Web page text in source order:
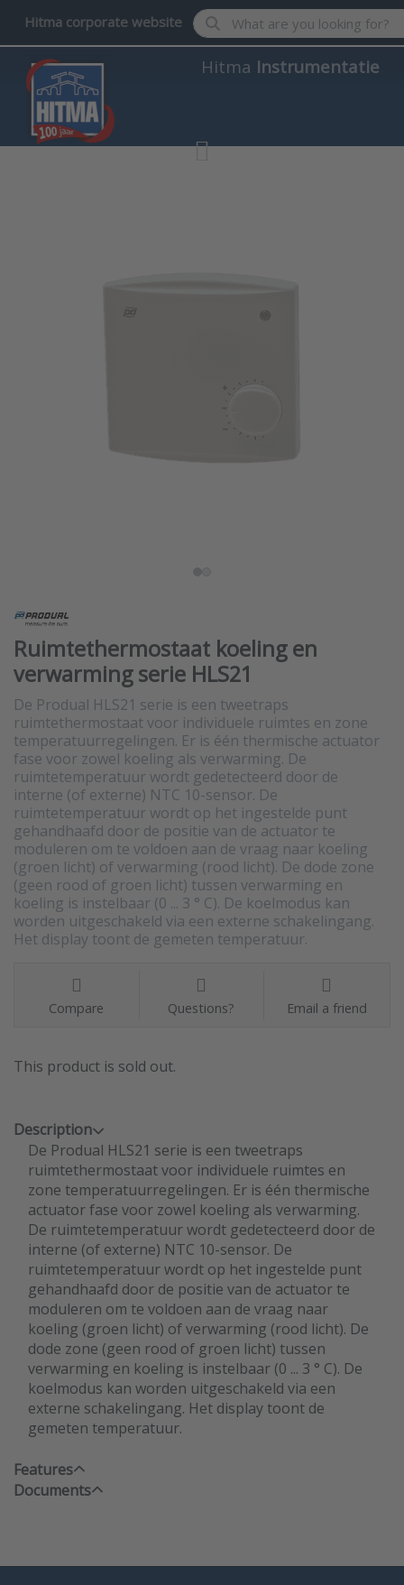
Hitma corporate website Enter a search term. Results
Hitma Instrumentatie
Ruimtethermostaat koeling en
verwarming serie HLS21
De Produal HLS21 serie is een tweetraps
ruimtethermostaat voor individuele ruimtes en zone
temperatuurregelingen. Er is één thermische actuator
fase voor zowel koeling als verwarming. De
ruimtetemperatuur wordt gedetecteerd door de
interne (of externe) NTC 10-sensor. De
ruimtetemperatuur wordt op het ingestelde punt
gehandhaafd door de positie van de actuator te
moduleren om te voldoen aan de vraag naar koeling
(groen licht) of verwarming (rood licht). De dode zone
(geen rood of groen licht) tussen verwarming en
koeling is instelbaar (0 ... 3 ° C). De koelmodus kan
worden uitgeschakeld via een externe schakelingang.
Het display toont de gemeten temperatuur.
Compare Questions? Email a friend
This product is sold out.
Description
De Produal HLS21 serie is een tweetraps
ruimtethermostaat voor individuele ruimtes en
zone temperatuurregelingen. Er is één thermische
actuator fase voor zowel koeling als verwarming.
De ruimtetemperatuur wordt gedetecteerd door de
interne (of externe) NTC 10-sensor. De
ruimtetemperatuur wordt op het ingestelde punt
gehandhaafd door de positie van de actuator te
moduleren om te voldoen aan de vraag naar
koeling (groen licht) of verwarming (rood licht). De
dode zone (geen rood of groen licht) tussen
verwarming en koeling is instelbaar (0 ... 3 ° C). De
koelmodus kan worden uitgeschakeld via een
externe schakelingang. Het display toont de
gemeten temperatuur.
Features
Documents